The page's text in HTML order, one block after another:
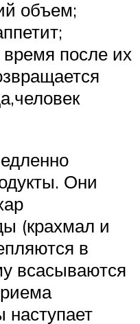
объем;
время после их
Они
(крахмал и
в
всасываются